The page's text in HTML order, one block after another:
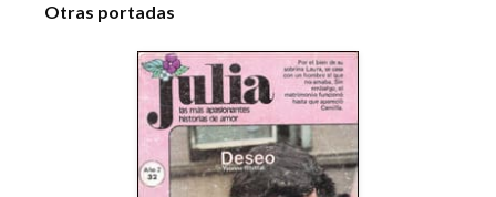
Otras portadas